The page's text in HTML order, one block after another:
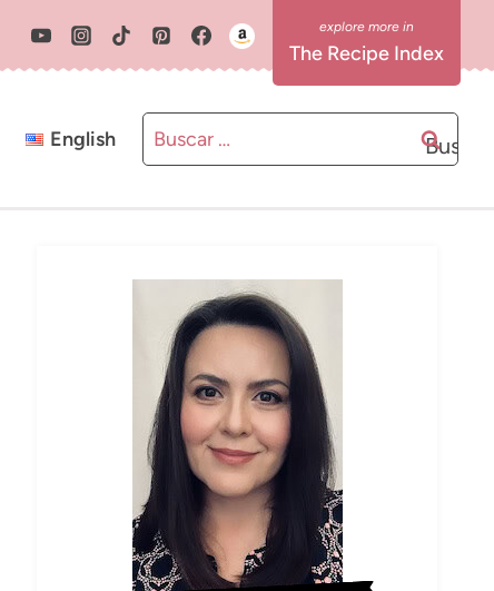
The Recipe Index
English Buscar: